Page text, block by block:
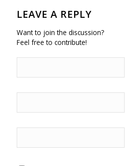
LEAVE A REPLY
Want to join the discussion?
Feel free to contribute!